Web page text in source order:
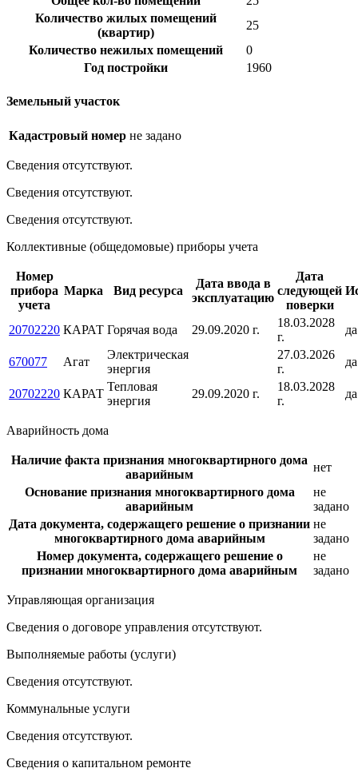
Количество жилых помещений
(квартир)
25
Количество нежилых помещений
0
Год постройки
1960
Земельный участок
Кадастровый номер не задано
Сведения отсутствуют.
Сведения отсутствуют.
Сведения отсутствуют.
Коллективные (общедомовые) приборы учета
Номер
прибора
учета
Марка Вид ресурса
Дата ввода в
эксплуатацию
Дата
следующей
поверки
20702220 КАРАТ Горячая вода 29.09.2020 г.
18.03.2028
г.
да
670077 Агат
Электрическая
энергия
27.03.2026
г.
да
20702220 КАРАТ
Тепловая
энергия
29.09.2020 г.
18.03.2028
г.
да
Аварийность дома
Наличие факта признания многоквартирного дома
аварийным
нет
Основание признания многоквартирного дома
аварийным
не
задано
Дата документа, содержащего решение о признании
многоквартирного дома аварийным
не
задано
Номер документа, содержащего решение о
признании многоквартирного дома аварийным
не
задано
Управляющая организация
Сведения о договоре управления отсутствуют.
Выполняемые работы (услуги)
Сведения отсутствуют.
Коммунальные услуги
Сведения отсутствуют.
Сведения о капитальном ремонте